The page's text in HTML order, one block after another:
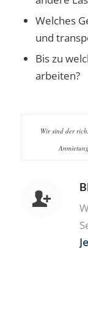
Welches
und
Bis zu
arbeiten?
Wir sind der